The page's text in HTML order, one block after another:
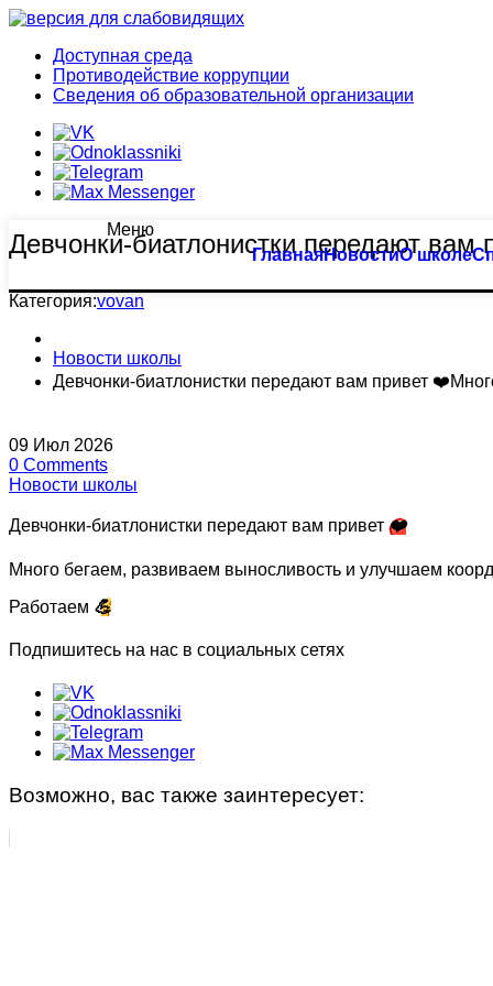
Доступная среда
Противодействие коррупции
Сведения об образовательной организации
Меню
ГлавнаяНовостиО школе
Тхэквондо
Биатлон
Плавание
Пулевая стрельба
Пулевая стрельба (спорт глухих)
Синхронное плавание
Спортивная гимнастика
Фехтование
Фристайл
НАБОР
Документы по спортивной подготовке
Большой бассейн
Оздоровительное плавание
Группа «Барракуда»
Аквааэробика
Индивидуальные занятия
Группа «Веселый лягушонок»
Группа «Мать и дитя»
Группа «Начальной подготовки»
Группа «Русалочка»
Индивидуальные занятия
Девчонки-биатлонистки передают
Категория:vovan
Новости школы
Девчонки-биатлонистки передают вам привет
09 Июл 2026
0 Comments
Новости школы
Девчонки-биатлонистки передают вам привет ❤️
Много бегаем, развиваем выносливость и улучшаем
Работаем 💪
Подпишитесь на нас в социальных сетях
Возможно, вас также заинтересует: